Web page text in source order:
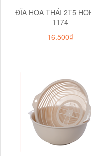
ĐĨA HOA THÁI 2T5
1174
16.500₫